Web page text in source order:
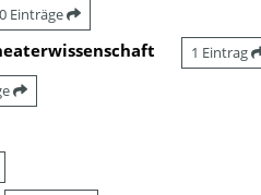
Einträge
1 Eintrag